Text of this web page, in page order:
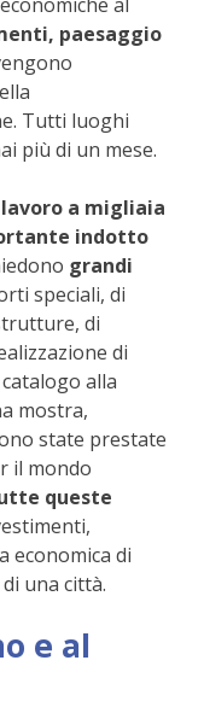
paesaggio
Tutti luoghi
più di un mese.
lavoro a migliaia
indotto
grandi
speciali, di
di
di
alla
mostra,
state prestate
il mondo
queste
economica di
una città.
e al